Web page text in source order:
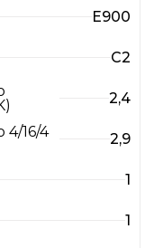
E900
C2
2,4
4/16/4
2,9
1
1